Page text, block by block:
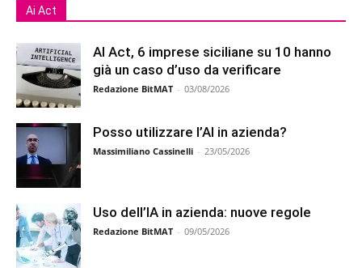
Ai Act
AI Act, 6 imprese siciliane su 10 hanno
già un caso d’uso da verificare
Redazione BitMAT - 03/08/2026
Posso utilizzare l’AI in azienda?
Massimiliano Cassinelli - 23/05/2026
Uso dell’IA in azienda: nuove regole
Redazione BitMAT - 09/05/2026